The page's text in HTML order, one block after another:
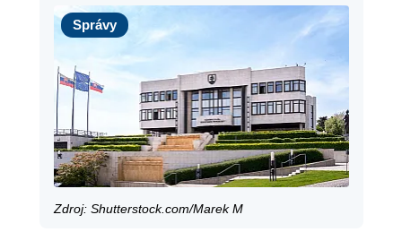
Správy
Správy
Zdroj: Shutterstock.com/Marek M